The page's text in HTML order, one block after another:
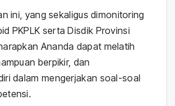
ini, yang sekaligus dimonitoring
PKPLK serta Disdik Provinsi
Ananda dapat melatih
berpikir, dan
dalam mengerjakan soal-soal